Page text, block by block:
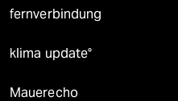
fernverbindung
klima update°
Mauerecho